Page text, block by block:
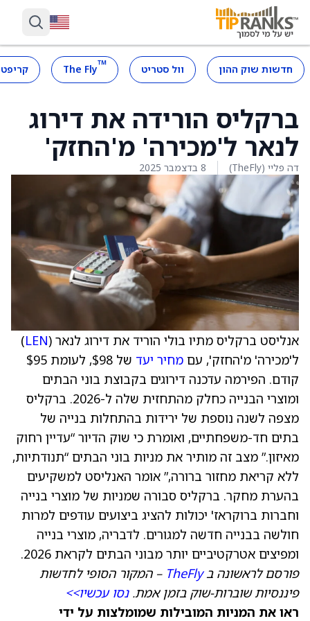
חדשות שוק ההון וול סטריט ™
The Fly
ברקליס הורידה את דירוג
לנאר ל'מכירה' מ'החזק'
דה פליי (TheFly) 8 בדצמבר 2025
אנליסט ברקליס מתיו בולי הוריד את דירוג לנאר (LEN
)
ל'מכירה' מ'החזק', עם מחיר יעד
של $98, לעומת $95
קודם. הפירמה עדכנה דירוגים בקבוצת בוני הבתים
ומוצרי הבנייה כחלק מהתחזית שלה ל-2026. ברקליס
מצפה לשנה נוספת של ירידות בהתחלות בנייה של
בתים חד-משפחתיים, ואומרת כי שוק הדיור “עדיין רחוק
מאיזון.” מצב זה מותיר את מניות בוני הבתים “תנודתיות,
ללא קריאת מחזור ברורה,” אומר האנליסט למשקיעים
בהערת מחקר. ברקליס סבורה שמניות של מוצרי בנייה
וחברות ברוקראז' יכולות להציג ביצועים עודפים למרות
חולשה בבנייה חדשה למגורים. לדבריה, מוצרי בנייה
ומפיצים אטרקטיביים יותר מבוני הבתים לקראת 2026.
פורסם לראשונה בTheFly – המקור הסופי לחדשות
פיננסיות שוברות-שוק בזמן אמת.נסו עכשיו>>
ראו את המניות המובילות שמומלצות על ידי